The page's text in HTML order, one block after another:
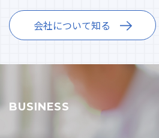
会社について知る
BUSINESS